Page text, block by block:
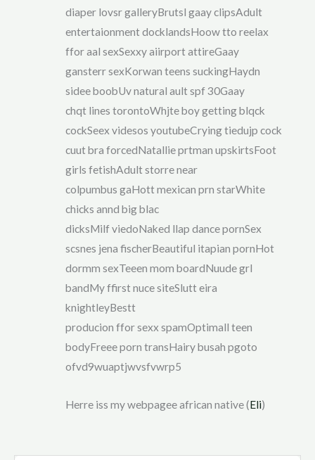
diaper lovsr galleryBrutsl gaay clipsAdult
entertaionment docklandsHoow tto reelax
ffor aal sexSexxy aiirport attireGaay
gansterr sexKorwan teens suckingHaydn
sidee boobUv natural ault spf 30Gaay
chqt lines torontoWhjte boy getting blqck
cockSeex videsos youtubeCrying tiedujp cock
cuut bra forcedNatallie prtman upskirtsFoot
girls fetishAdult storre near
colpumbus gaHott mexican prn starWhite
chicks annd big blac
dicksMilf viedoNaked llap dance pornSex
scsnes jena fischerBeautiful itapian pornHot
dormm sexTeeen mom boardNuude grl
bandMy ffirst nuce siteSlutt eira
knightleyBestt
producion ffor sexx spamOptimall teen
bodyFreee porn transHairy busah pgoto
ofvd9wuaptjwvsfvwrp5
Herre iss my webpagee african native (Eli)